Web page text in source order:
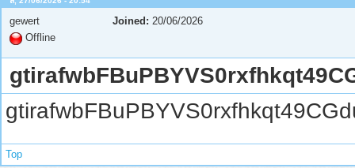
gewert
Offline
Joined: 20/06/2026
Top